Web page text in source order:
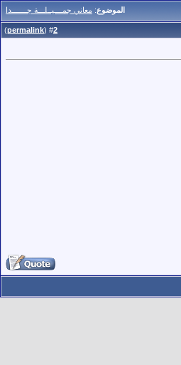
الموضوع: معاني جمــــيــلـــة جـــــــدا
2
(
permalink
)